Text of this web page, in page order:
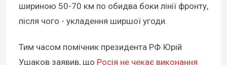
шириною 50-70 км по обидва боки лінії фронту,
після чого - укладення ширшої угоди.
Тим часом помічник президента РФ Юрій
Ушаков заявив, що Росія не чекає виконання